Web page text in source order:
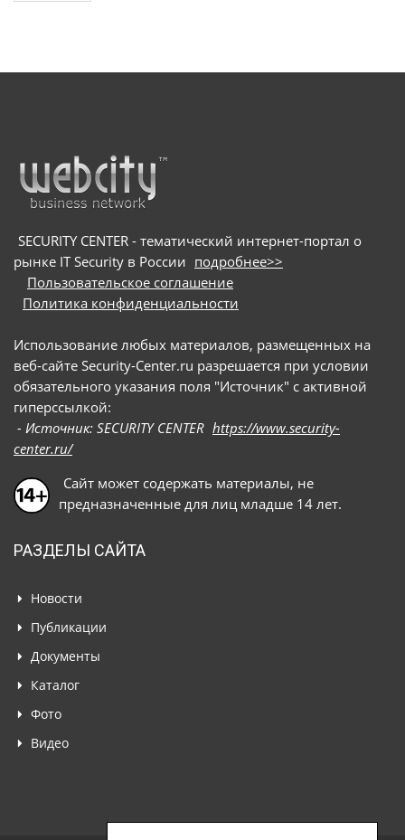
SECURITY CENTER - тематический интернет-портал о
рынке IT Security в России подробнее>>
Пользовательское соглашение
Политика конфиденциальности
Использование любых материалов, размещенных на
веб-сайте Security-Center.ru разрешается при условии
обязательного указания поля "Источник" с активной
гиперссылкой:
- Источник: SECURITY CENTER https://www.security-
center.ru/
Сайт может содержать материалы, не
предназначенные для лиц младше 14 лет.
РАЗДЕЛЫ САЙТА
Новости
Публикации
Документы
Каталог
Фото
Видео